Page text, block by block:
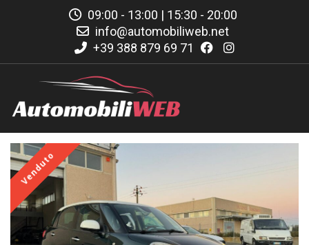
09:00 - 13:00 | 15:30 - 20:00
info@automobiliweb.net
+39 388 879 69 71
Venduto